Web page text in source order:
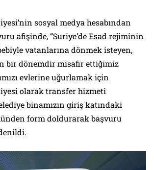
sosyal medya hesabından
afişinde, “Suriye’de Esad rejiminin
vatanlarına dönmek isteyen,
bir dönemdir misafir ettiğimiz
evlerine uğurlamak için
olarak transfer hizmeti
binamızın giriş katındaki
form doldurarak başvuru